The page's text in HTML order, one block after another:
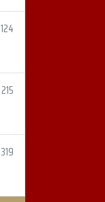
124
215
319